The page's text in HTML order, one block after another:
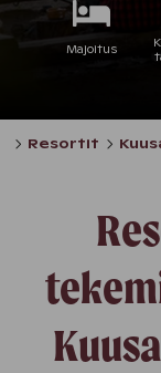
Majoitus
Resortit